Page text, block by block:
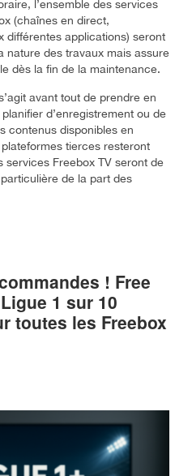
l’ensemble des services
(chaînes en direct,
différentes applications) seront
nature des travaux mais assure
dès la fin de la maintenance.
avant tout de prendre en
d’enregistrement ou de
contenus disponibles en
tierces resteront
services Freebox TV seront de
de la part des
! Free
1 sur 10
toutes les Freebox